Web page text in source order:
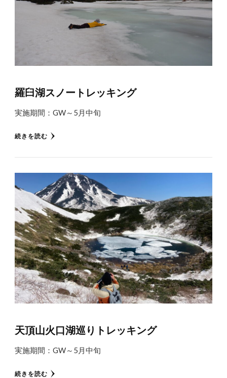
羅臼湖スノートレッキング
実施期間：GW～5月中旬
続きを読む
天頂山火口湖巡りトレッキング
実施期間：GW～5月中旬
続きを読む